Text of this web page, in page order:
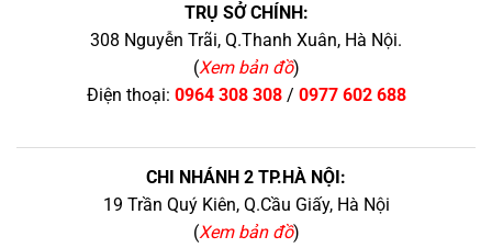
TRỤ SỞ CHÍNH:
308 Nguyễn Trãi, Q.Thanh Xuân, Hà Nội.
(Xem bản đồ)
Điện thoại: 0964 308 308/ 0977 602 688
CHI NHÁNH 2 TP.HÀ NỘI:
19 Trần Quý Kiên, Q.Cầu Giấy, Hà Nội
(Xem bản đồ)